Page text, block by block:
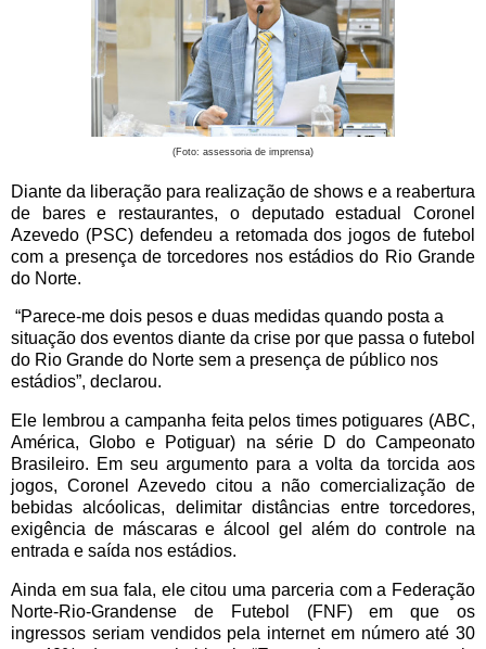
(Foto: assessoria de imprensa)
Diante da liberação para realização de shows e a reabertura
de bares e restaurantes, o deputado estadual Coronel
Azevedo (PSC) defendeu a retomada dos jogos de futebol
com a presença de torcedores nos estádios do Rio Grande
do Norte.
“Parece-me dois pesos e duas medidas quando posta a
situação dos eventos diante da crise por que passa o futebol
do Rio Grande do Norte sem a presença de público nos
estádios”, declarou.
Ele lembrou a campanha feita pelos times potiguares (ABC,
América, Globo e Potiguar) na série D do Campeonato
Brasileiro. Em seu argumento para a volta da torcida aos
jogos, Coronel Azevedo citou a não comercialização de
bebidas alcóolicas, delimitar distâncias entre torcedores,
exigência de máscaras e álcool gel além do controle na
entrada e saída nos estádios.
Ainda em sua fala, ele citou uma parceria com a Federação
Norte-Rio-Grandense de Futebol (FNF) em que os
ingressos seriam vendidos pela internet em número até 30